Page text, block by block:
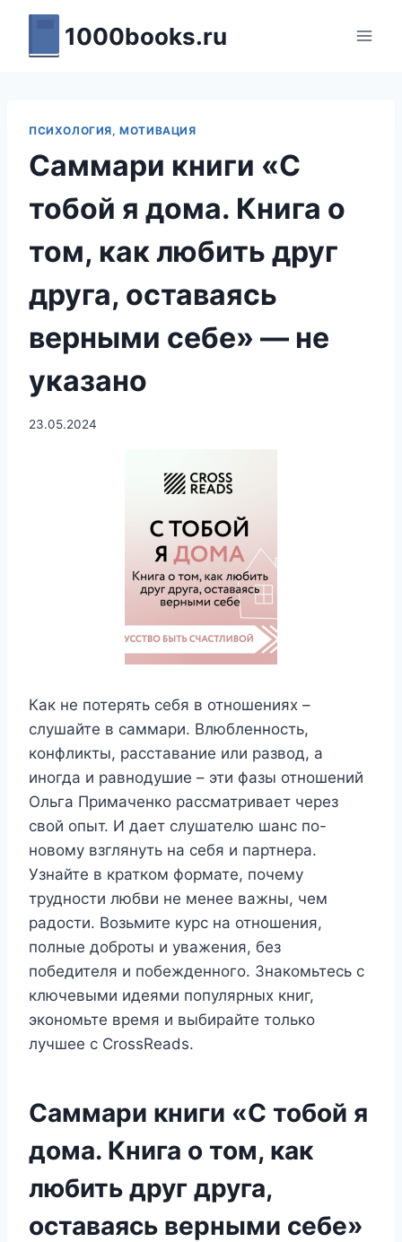
Перейти
содержимому
1000books.ru
ПСИХОЛОГИЯ, МОТИВАЦИЯ
Саммари книги «С
тобой я дома. Книга о
том, как любить друг
друга, оставаясь
верными себе» — не
указано
23.05.2024
Как не потерять себя в отношениях –
слушайте в саммари. Влюбленность,
конфликты, расставание или развод, а
иногда и равнодушие – эти фазы отношений
Ольга Примаченко рассматривает через
свой опыт. И дает слушателю шанс по-
новому взглянуть на себя и партнера.
Узнайте в кратком формате, почему
трудности любви не менее важны, чем
радости. Возьмите курс на отношения,
полные доброты и уважения, без
победителя и побежденного. Знакомьтесь с
ключевыми идеями популярных книг,
экономьте время и выбирайте только
лучшее с CrossReads.
Саммари книги «С тобой я
дома. Книга о том, как
любить друг друга,
оставаясь верными себе»